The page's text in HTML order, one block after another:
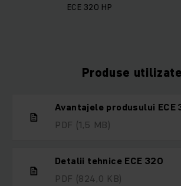
ECE 320 HP
Produse utilizate
Avantajele produsului ECE
PDF (1,5 MB)
Detalii tehnice ECE 320
PDF (824,0 KB)